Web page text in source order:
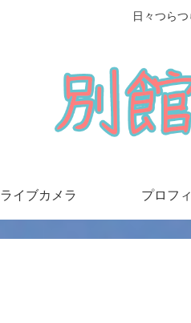
日々つら
ライブカメラ プロフ